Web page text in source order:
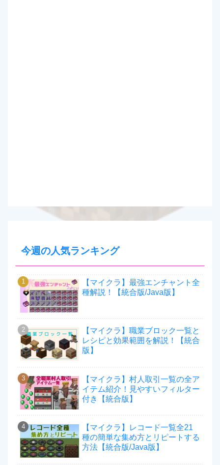
今週の人気ランキング
【マイクラ】最強エンチャント全
種解説！【統合版/Java版】
【マイクラ】職業ブロック一覧と
レシピと効果範囲を解説！【統合
版】
【マイクラ】村人取引一覧の全ア
イテム紹介！見やすいフィルター
付き【統合版】
【マイクラ】レコード一覧全21
種の簡単な集め方とリピートする
方法【統合版/Java版】